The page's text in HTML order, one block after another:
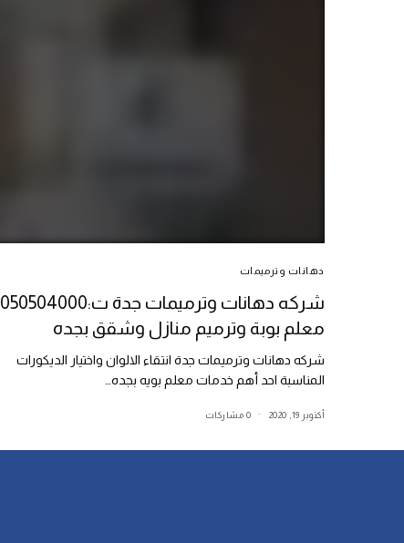
دهانات وترميمات
شركه دهانات وترميمات جدة ت:050504000
معلم بوبة وترميم منازل وشقق بجده
شركه دهانات وترميمات جدة انتقاء الالوان واختيار الديكورات
المناسبة احد أهم خدمات معلم بويه بجده…
أكتوبر 19, 2020 0 مشاركات